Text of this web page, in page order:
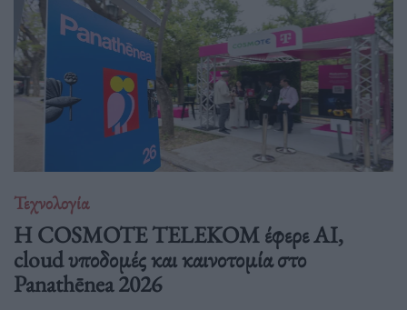
Τεχνολογία
Η COSMOTE TELEKOM έφερε AI,
cloud υποδομές και καινοτομία στο
Panathēnea 2026